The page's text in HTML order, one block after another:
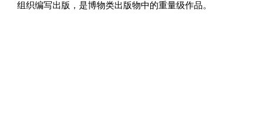
组织编写出版，是博物类出版物中的重量级作品。